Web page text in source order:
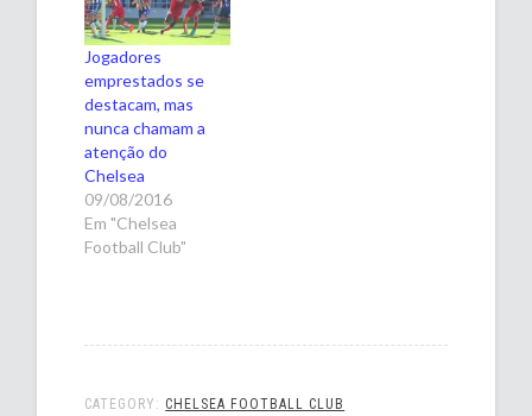
Jogadores
emprestados se
destacam, mas
nunca chamam a
atenção do
Chelsea
09/08/2016
Em "Chelsea
Football Club"
CATEGORY: CHELSEA FOOTBALL CLUB